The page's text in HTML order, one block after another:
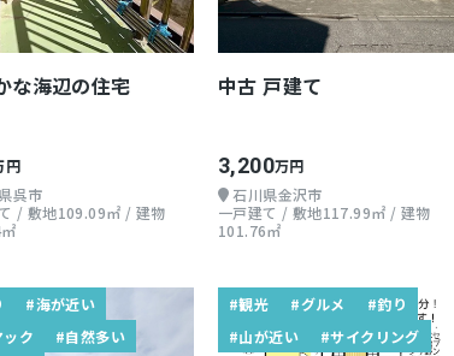
な海辺の住宅
円
呉市
/ 敷地109.09㎡ / 建物
中古 戸建て
3,200万円
石川県金沢市
一戸建て / 敷地117.99㎡ / 建物
101.76㎡
#海が近い
ク
#自然多い
#観光 #グルメ
#釣り
#山が近い
#サイクリング